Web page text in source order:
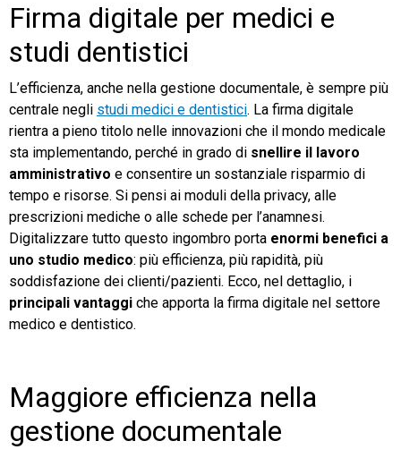
Firma digitale per medici e
studi dentistici
L’efficienza, anche nella gestione documentale, è sempre più
centrale negli studi medici e dentistici. La firma digitale
rientra a pieno titolo nelle innovazioni che il mondo medicale
sta implementando, perché in grado di snellire il lavoro
amministrativo e consentire un sostanziale risparmio di
tempo e risorse. Si pensi ai moduli della privacy, alle
prescrizioni mediche o alle schede per l’anamnesi.
Digitalizzare tutto questo ingombro porta enormi benefici a
uno studio medico: più efficienza, più rapidità, più
soddisfazione dei clienti/pazienti. Ecco, nel dettaglio, i
principali vantaggi che apporta la firma digitale nel settore
medico e dentistico.
Maggiore efficienza nella
gestione documentale